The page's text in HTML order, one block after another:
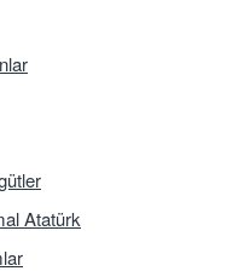
Atatürk